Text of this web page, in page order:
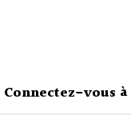
Connectez-vous